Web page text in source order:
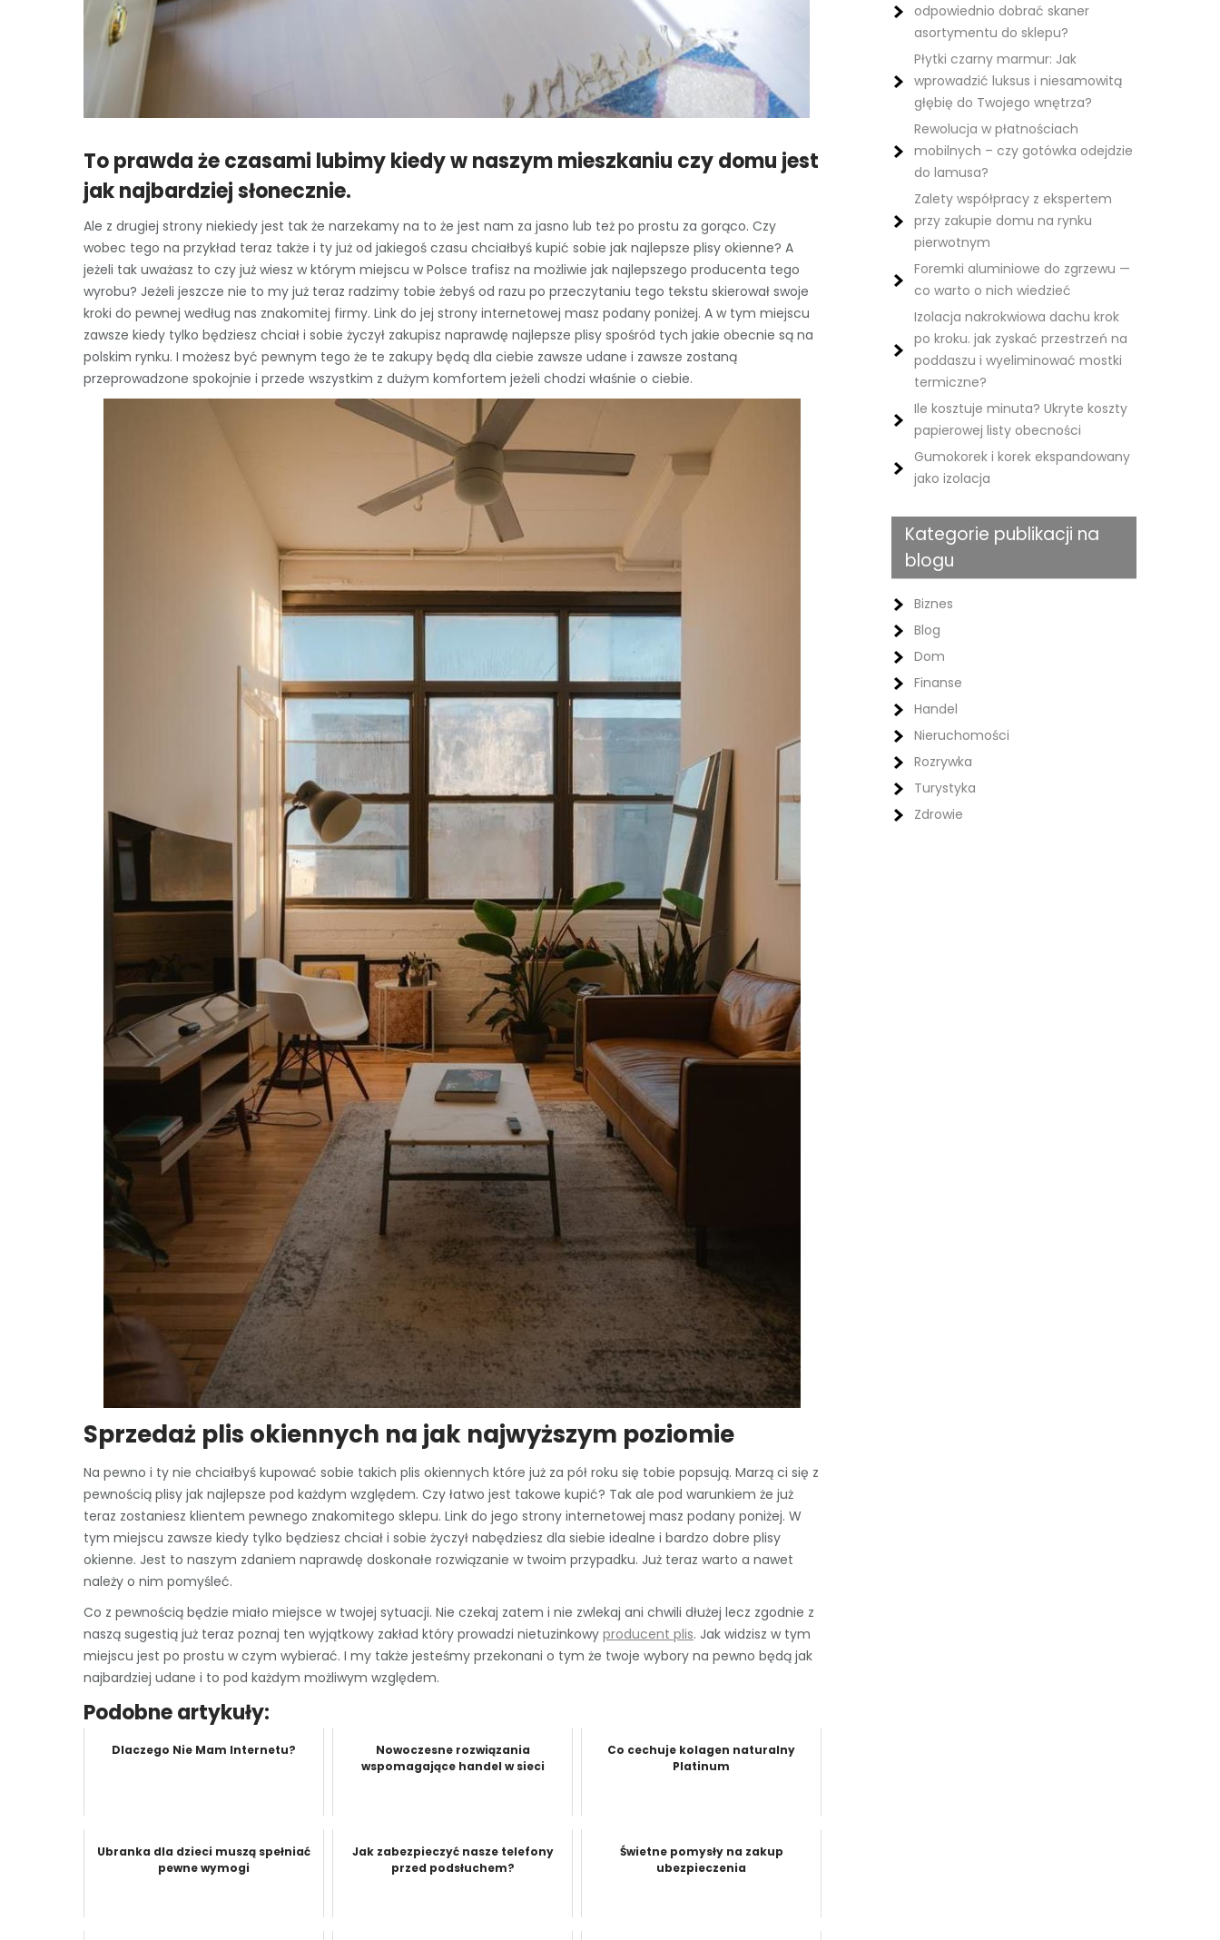
To prawda że czasami lubimy kiedy w naszym mieszkaniu czy domu jest
jak najbardziej słonecznie.
Ale z drugiej strony niekiedy jest tak że narzekamy na to że jest nam za jasno lub też po prostu za gorąco. Czy
wobec tego na przykład teraz także i ty już od jakiegoś czasu chciałbyś kupić sobie jak najlepsze plisy okienne? A
jeżeli tak uważasz to czy już wiesz w którym miejscu w Polsce trafisz na możliwie jak najlepszego producenta tego
wyrobu? Jeżeli jeszcze nie to my już teraz radzimy tobie żebyś od razu po przeczytaniu tego tekstu skierował swoje
kroki do pewnej według nas znakomitej firmy. Link do jej strony internetowej masz podany poniżej. A w tym miejscu
zawsze kiedy tylko będziesz chciał i sobie życzył zakupisz naprawdę najlepsze plisy spośród tych jakie obecnie są na
polskim rynku. I możesz być pewnym tego że te zakupy będą dla ciebie zawsze udane i zawsze zostaną
przeprowadzone spokojnie i przede wszystkim z dużym komfortem jeżeli chodzi właśnie o ciebie.
Sprzedaż plis okiennych na jak najwyższym poziomie
Na pewno i ty nie chciałbyś kupować sobie takich plis okiennych które już za pół roku się tobie popsują. Marzą ci się z
pewnością plisy jak najlepsze pod każdym względem. Czy łatwo jest takowe kupić? Tak ale pod warunkiem że już
teraz zostaniesz klientem pewnego znakomitego sklepu. Link do jego strony internetowej masz podany poniżej. W
tym miejscu zawsze kiedy tylko będziesz chciał i sobie życzył nabędziesz dla siebie idealne i bardzo dobre plisy
okienne. Jest to naszym zdaniem naprawdę doskonałe rozwiązanie w twoim przypadku. Już teraz warto a nawet
należy o nim pomyśleć.
Co z pewnością będzie miało miejsce w twojej sytuacji. Nie czekaj zatem i nie zwlekaj ani chwili dłużej lecz zgodnie z
naszą sugestią już teraz poznaj ten wyjątkowy zakład który prowadzi nietuzinkowy producent plis. Jak widzisz w tym
miejscu jest po prostu w czym wybierać. I my także jesteśmy przekonani o tym że twoje wybory na pewno będą jak
najbardziej udane i to pod każdym możliwym względem.
Podobne artykuły:
Dlaczego Nie Mam Internetu?
Nowoczesne rozwiązania
wspomagające handel w sieci
Co cechuje kolagen naturalny
Platinum
Ubranka dla dzieci muszą spełniać
pewne wymogi
Jak zabezpieczyć nasze telefony
przed podsłuchem?
Świetne pomysły na zakup
ubezpieczenia
odpowiednio dobrać skaner
asortymentu do sklepu?
Płytki czarny marmur: Jak
wprowadzić luksus i niesamowitą
głębię do Twojego wnętrza?
Rewolucja w płatnościach
mobilnych – czy gotówka odejdzie
do lamusa?
Zalety współpracy z ekspertem
przy zakupie domu na rynku
pierwotnym
Foremki aluminiowe do zgrzewu —
co warto o nich wiedzieć
Izolacja nakrokwiowa dachu krok
po kroku. jak zyskać przestrzeń na
poddaszu i wyeliminować mostki
termiczne?
Ile kosztuje minuta? Ukryte koszty
papierowej listy obecności
Gumokorek i korek ekspandowany
jako izolacja
Kategorie publikacji na
blogu
Biznes
Blog
Dom
Finanse
Handel
Nieruchomości
Rozrywka
Turystyka
Zdrowie